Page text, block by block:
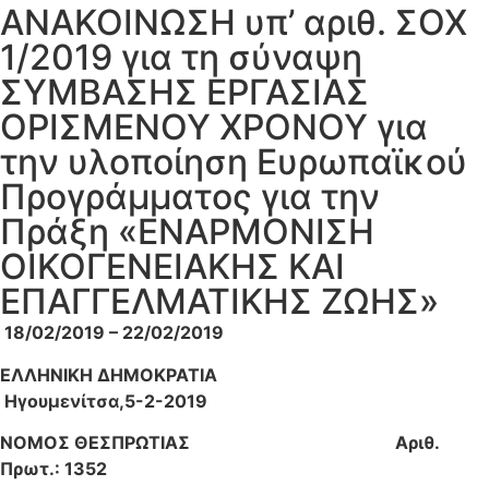
ΑΝΑΚΟΙΝΩΣΗ υπ’ αριθ. ΣΟΧ
1/2019 για τη σύναψη
ΣΥΜΒΑΣΗΣ ΕΡΓΑΣΙΑΣ
ΟΡΙΣΜΕΝΟΥ ΧΡΟΝΟΥ για
την υλοποίηση Ευρωπαϊκού
Προγράμματος για την
Πράξη «ΕΝΑΡΜΟΝΙΣΗ
ΟΙΚΟΓΕΝΕΙΑΚΗΣ ΚΑΙ
ΕΠΑΓΓΕΛΜΑΤΙΚΗΣ ΖΩΗΣ»
18/02/2019 – 22/02/2019
ΕΛΛΗΝΙΚΗ ΔΗΜΟΚΡΑΤΙΑ
Ηγουμενίτσα,5-2-2019
ΝΟΜΟΣ ΘΕΣΠΡΩΤΙΑΣ Αριθ.
Πρωτ.: 1352